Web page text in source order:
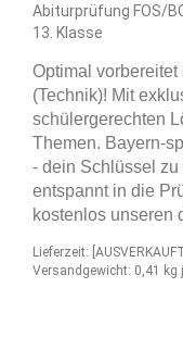
Abiturprüfung FOS/
13. Klasse
Optimal
(Technik)! Mit
schülergerechten
Themen. Bayern-
- dein Schlüssel zu
entspannt in die
kostenlos unseren
Lieferzeit:
Versandgewicht: 0,41 kg